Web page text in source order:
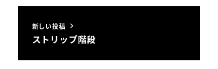
新しい投稿
ストリップ階段